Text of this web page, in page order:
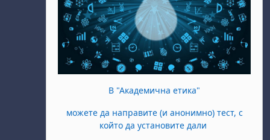
В "Академична етика"
можете да направите (и анонимно) тест, с
който да установите дали